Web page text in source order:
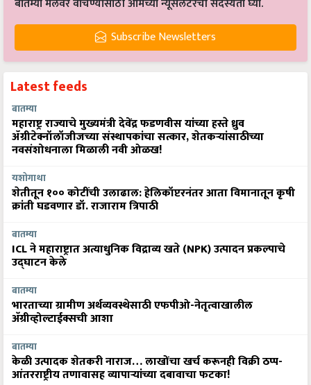
Subscribe Newsletters
Latest feeds
बातम्या
महाराष्ट्र राज्याचे मुख्यमंत्री देवेंद्र फडणवीस यांच्या हस्ते ध्रुव
ॲग्रीटेक्नॉलॉजीजच्या संस्थापकांचा सत्कार, शेतकऱ्यांसाठीच्या
नवसंशोधनाला मिळाली नवी ओळख!
यशोगाथा
शेतीतून १०० कोटींची उलाढाल: हेलिकॉप्टरनंतर आता विमानातून कृषी
क्रांती घडवणार डॉ. राजाराम त्रिपाठी
बातम्या
ICL ने महाराष्ट्रात अत्याधुनिक विद्राव्य खते (NPK) उत्पादन प्रकल्पाचे
उद्घाटन केले
बातम्या
भारताच्या ग्रामीण अर्थव्यवस्थेसाठी एफपीओ-नेतृत्वाखालील
अ‍ॅग्रीव्होल्टाईक्सची आशा
बातम्या
केळी उत्पादक शेतकरी नाराज… लाखोंचा खर्च करूनही विक्री ठप्प-
आंतरराष्ट्रीय तणावासह व्यापाऱ्यांच्या दबावाचा फटका!